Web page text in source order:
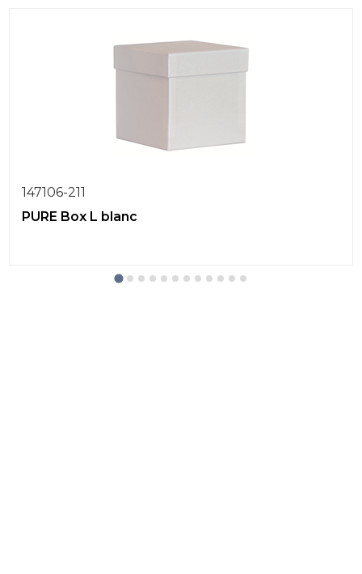
147106-211
PURE Box L blanc